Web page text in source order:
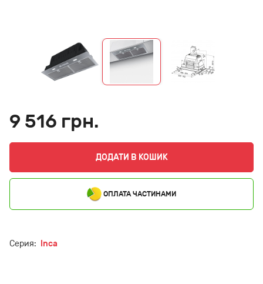
9 516 грн.
ДОДАТИ В КОШИК
ОПЛАТА ЧАСТИНАМИ
Серия: Inca